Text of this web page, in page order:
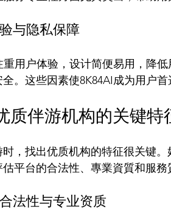
与隐私保障
重用户体验，设计简便易用，降
质伴游机构的关键特
，找出优质机构的特征很关键
法性与专业资质